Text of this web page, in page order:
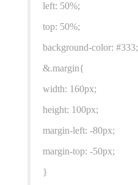
left: 50%;
top: 50%;
background-color: #333;
&.margin{
width: 160px;
height: 100px;
margin-left: -80px;
margin-top: -50px;
}